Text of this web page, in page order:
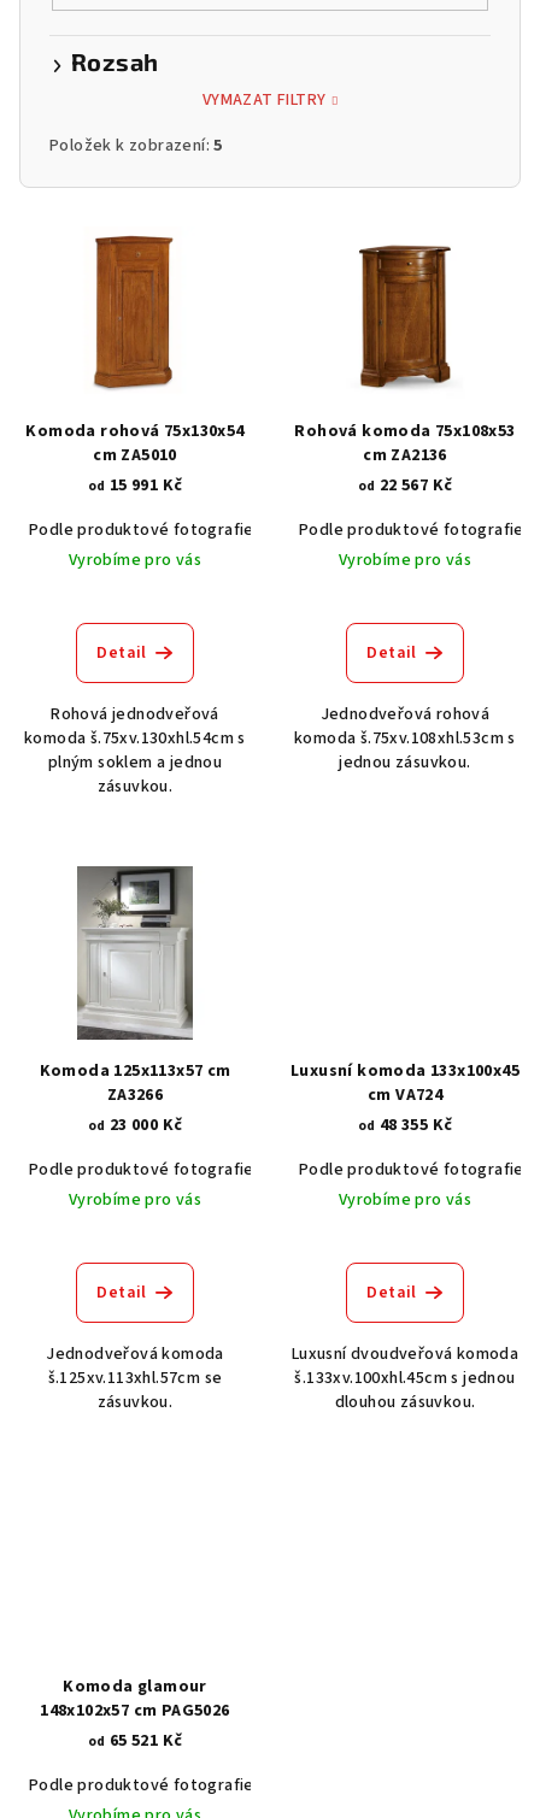
Rozsah
VYMAZAT FILTRY
Položek k zobrazení:5
Komoda rohová 75x130x54
cm ZA5010
od 15 991 Kč
Podle produktové fotografie
Akát vintage BT1551
Dub světlý
Vyrobíme pro vás
Detail
Rohová jednodveřová
komoda š.75xv.130xhl.54cm s
plným soklem a jednou
zásuvkou.
Rohová komoda 75x108x53
cm ZA2136
od 22 567 Kč
Podle produktové fotografie
Vyrobíme pro vás
Detail
Jednodveřová rohová
komoda š.75xv.108xhl.53cm s
jednou zásuvkou.
Komoda 125x113x57 cm
ZA3266
od 23 000 Kč
Podle produktové fotografie
Akát vintage BT1551
Dub světlý
Vyrobíme pro vás
Detail
Jednodveřová komoda
š.125xv.113xhl.57cm se
zásuvkou.
Luxusní komoda 133x100x45
cm VA724
od 48 355 Kč
Podle produktové fotografie
Vyrobíme pro vás
Detail
Luxusní dvoudveřová komoda
š.133xv.100xhl.45cm s jednou
dlouhou zásuvkou.
Komoda glamour
148x102x57 cm PAG5026
od 65 521 Kč
Podle produktové fotografie